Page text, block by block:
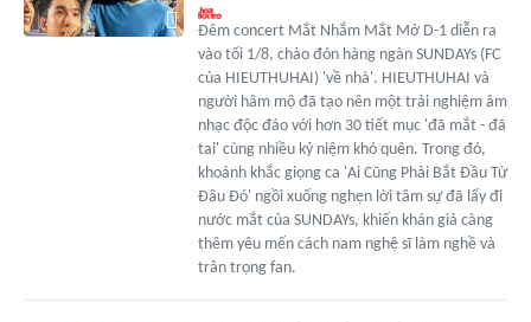
Đêm concert Mắt Nhắm Mắt Mở D-1 diễn ra
vào tối 1/8, chào đón hàng ngàn SUNDAYs (FC
của HIEUTHUHAI) 'về nhà'. HIEUTHUHAI và
người hâm mộ đã tạo nên một trải nghiệm âm
nhạc độc đáo với hơn 30 tiết mục 'đã mắt - đã
tai' cùng nhiều kỷ niệm khó quên. Trong đó,
khoảnh khắc giọng ca 'Ai Cũng Phải Bắt Đầu Từ
Đâu Đó' ngồi xuống nghẹn lời tâm sự đã lấy đi
nước mắt của SUNDAYs, khiến khán giả càng
thêm yêu mến cách nam nghệ sĩ làm nghề và
trân trọng fan.